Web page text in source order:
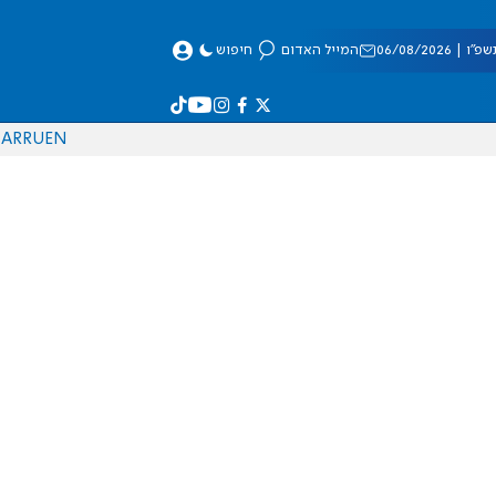
08/2026 המייל האדום חיפוש
EN
RU
AR